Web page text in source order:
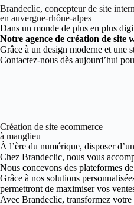
Brandeclic, concepteur de site
en auvergne-rhône-alpes
Dans un monde de plus en plus
Notre agence de création de site
Grâce à un design moderne et une
Contactez-nous dès aujourd’hui
Création de site ecommerce
à manglieu
À l’ère du numérique, disposer d’un
Chez Brandeclic, nous vous
Nous concevons des plateformes
Grâce à nos solutions
permettront de maximiser vos
Avec Brandeclic, transformez votre